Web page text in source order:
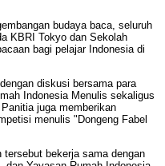
budaya baca, seluruh
KBRI Tokyo dan Sekolah
bagi pelajar Indonesia di
diskusi bersama para
Indonesia Menulis sekaligus
juga memberikan
menulis "Dongeng Fabel
tersebut bekerja sama dengan